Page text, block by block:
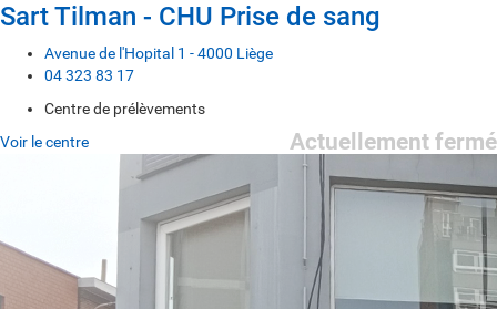
Sart Tilman - CHU Prise de sang
Avenue de l'Hopital 1 - 4000 Liège
04 323 83 17
Centre de prélèvements
Actuellement fermé
Voir le centre